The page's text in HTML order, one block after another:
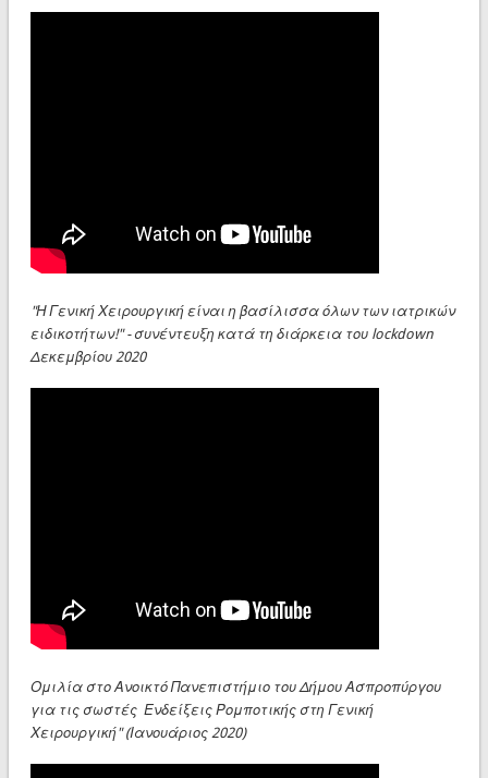
"Η Γενική Χειρουργική είναι η βασίλισσα όλων των ιατρικών
ειδικοτήτων!" - συνέντευξη κατά τη διάρκεια του lockdown
Δεκεμβρίου 2020
Ομιλία στο Ανοικτό Πανεπιστήμιο του Δήμου Ασπροπύργου
για τις σωστές Ενδείξεις Ρομποτικής στη Γενική
Χειρουργική" (Ιανουάριος 2020)